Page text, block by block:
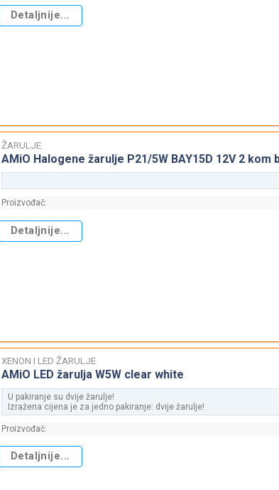
Detaljnije...
ŽARULJE
AMiO Halogene žarulje P21/5W BAY15D 12V 2 kom
Proizvođač:
Detaljnije...
XENON I LED ŽARULJE
AMiO LED žarulja W5W clear white
U pakiranje su dvije žarulje!
Izražena cijena je za jedno pakiranje: dvije žarulje!
Proizvođač:
Detaljnije...